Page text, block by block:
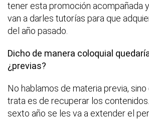
tener esta promoción acompañada
van a darles tutorías para que
del año pasado.
Dicho de manera coloquial
¿previas?
No hablamos de materia previa,
trata es de recuperar los
sexto año se les va a extender el